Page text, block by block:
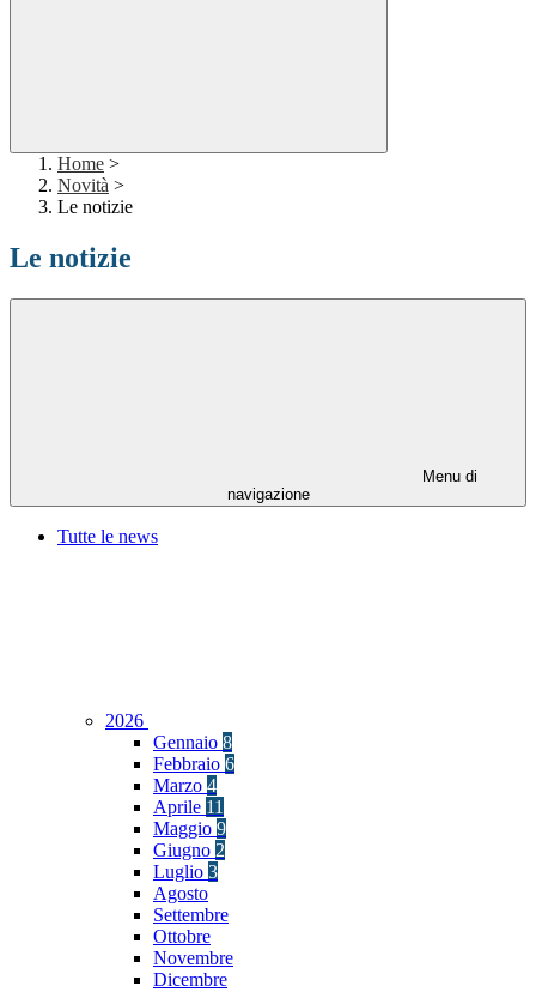
Home >
Novità >
Le notizie
Le notizie
Menu di
navigazione
Tutte le news
2026
Gennaio 8
Febbraio 6
Marzo 4
Aprile 11
Maggio 9
Giugno 2
Luglio 3
Agosto
Settembre
Ottobre
Novembre
Dicembre